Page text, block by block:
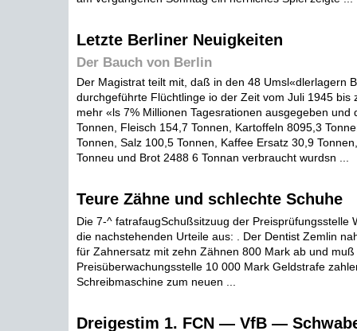
Letzte Berliner Neuigkeiten
Der Bauch von Berlin
Der Magistrat teilt mit, daß in den 48 Umsl«dlerlagern
durchgeführte Flüchtlinge io der Zeit vom Juli 1945 bis
mehr «ls 7% Millionen Tagesrationen ausgegeben und
Tonnen, Fleisch 154,7 Tonnen, Kartoffeln 8095,3
Tonnen, Salz 100,5 Tonnen, Kaffee Ersatz 30,9
Tonneu und Brot 2488 6 Tonnan verbraucht wurdsn ...
Teure Zähne und schlechte Schuhe
Die 7-^ fatrafaugSchußsitzuug der Preisprüfungsstelle
die nachstehenden Urteile aus: . Der Dentist Zemlin
für Zahnersatz mit zehn Zähnen 800 Mark ab und
Preisüberwachungsstelle 10 000 Mark Geldstrafe
Schreibmaschine zum neuen ...
Dreigestim 1. FCN — VfB —